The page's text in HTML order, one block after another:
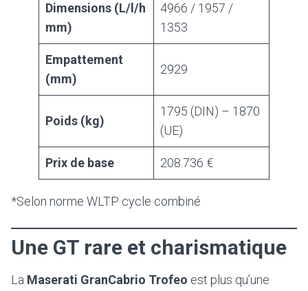
Dimensions (L/l/h
mm)
4966 / 1957 /
1353
Empattement
(mm)
2929
Poids (kg)
1795 (DIN) – 1870
(UE)
Prix de base 208.736 €
*Selon norme WLTP cycle combiné
Une GT rare et charismatique
La Maserati GranCabrio Trofeo est plus qu’une